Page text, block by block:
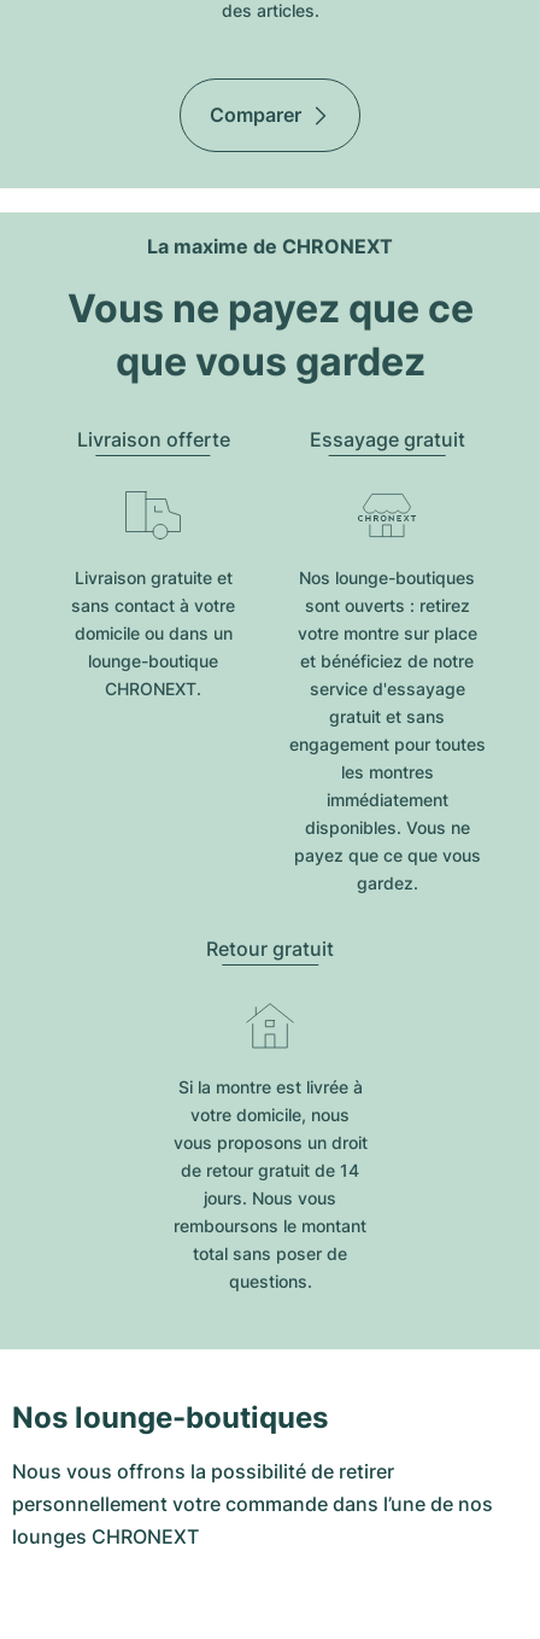
des articles.
Comparer
La maxime de CHRONEXT
Vous ne payez que ce
que vous gardez
Livraison offerte
Livraison gratuite et
sans contact à votre
domicile ou dans un
lounge-boutique
CHRONEXT.
Essayage gratuit
Nos lounge-boutiques
sont ouverts : retirez
votre montre sur place
et bénéficiez de notre
service d'essayage
gratuit et sans
engagement pour toutes
les montres
immédiatement
disponibles. Vous ne
payez que ce que vous
gardez.
Retour gratuit
Si la montre est livrée à
votre domicile, nous
vous proposons un droit
de retour gratuit de 14
jours. Nous vous
remboursons le montant
total sans poser de
questions.
Nos lounge-boutiques
Nous vous offrons la possibilité de retirer
personnellement votre commande dans l’une de nos
lounges CHRONEXT